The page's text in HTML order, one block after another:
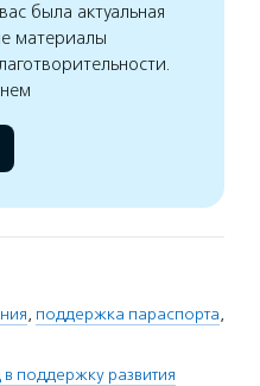
была актуальная
материалы
, поддержка параспорта,
поддержку развития